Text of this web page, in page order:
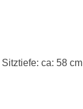
Sitztiefe: ca: 58 cm